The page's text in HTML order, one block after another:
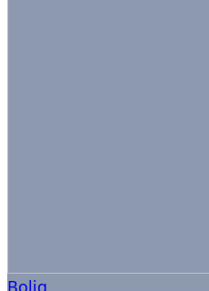
Bolig